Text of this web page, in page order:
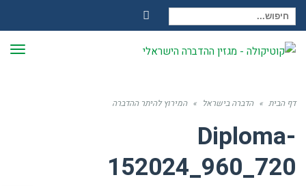
חיפוש עבור:
Facebook
דף הבית » הדברה בישראל » המירוץ להיתר ההדברה
Diploma-
152024_960_720